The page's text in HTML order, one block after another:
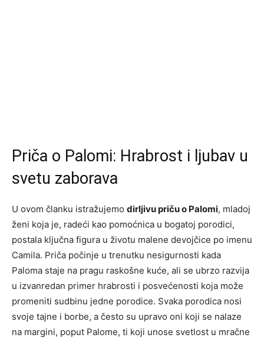
Priča o Palomi: Hrabrost i ljubav u
svetu zaborava
U ovom članku istražujemo dirljivu priču o Palomi, mladoj
ženi koja je, radeći kao pomoćnica u bogatoj porodici,
postala ključna figura u životu malene devojčice po imenu
Camila. Priča počinje u trenutku nesigurnosti kada
Paloma staje na pragu raskošne kuće, ali se ubrzo razvija
u izvanredan primer hrabrosti i posvećenosti koja može
promeniti sudbinu jedne porodice. Svaka porodica nosi
svoje tajne i borbe, a često su upravo oni koji se nalaze
na margini, poput Palome, ti koji unose svetlost u mračne